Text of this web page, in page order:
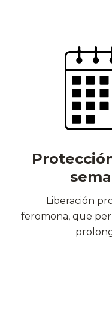
Liberación
feromona, que